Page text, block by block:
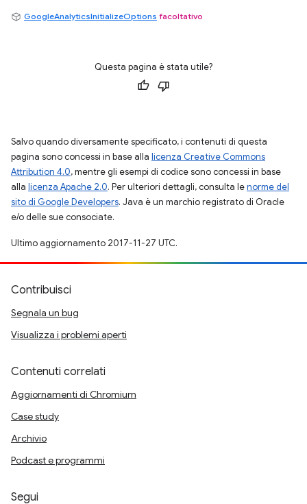
GoogleAnalyticsInitializeOptions facoltativo
Questa pagina è stata utile?
Salvo quando diversamente specificato, i contenuti di questa
pagina sono concessi in base alla licenza Creative Commons
Attribution 4.0, mentre gli esempi di codice sono concessi in base
alla licenza Apache 2.0. Per ulteriori dettagli, consulta lenorme del
sito di Google Developers. Java è un marchio registrato di Oracle
e/o delle sue consociate.
Ultimo aggiornamento 2017-11-27 UTC.
Contribuisci
Segnala un bug
Visualizza i problemi aperti
Contenuti correlati
Aggiornamenti di Chromium
Case study
Archivio
Podcast e programmi
Segui